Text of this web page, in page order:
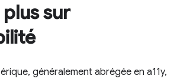
sur
généralement abrégée en a11y,